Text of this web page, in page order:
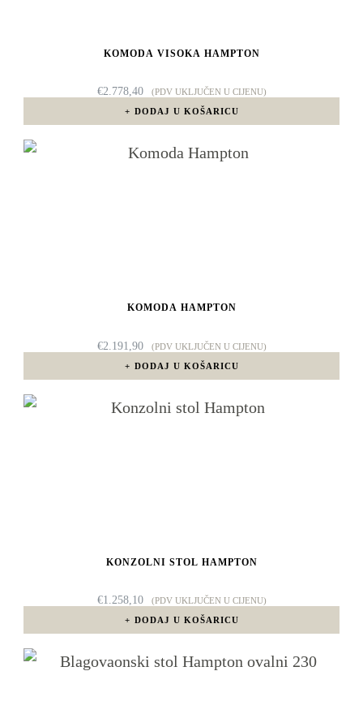
KOMODA VISOKA HAMPTON
€2.778,40
(PDV UKLJUČEN U CIJENU)
DODAJ U KOŠARICU
KOMODA HAMPTON
€2.191,90
(PDV UKLJUČEN U CIJENU)
DODAJ U KOŠARICU
KONZOLNI STOL HAMPTON
€1.258,10
(PDV UKLJUČEN U CIJENU)
DODAJ U KOŠARICU